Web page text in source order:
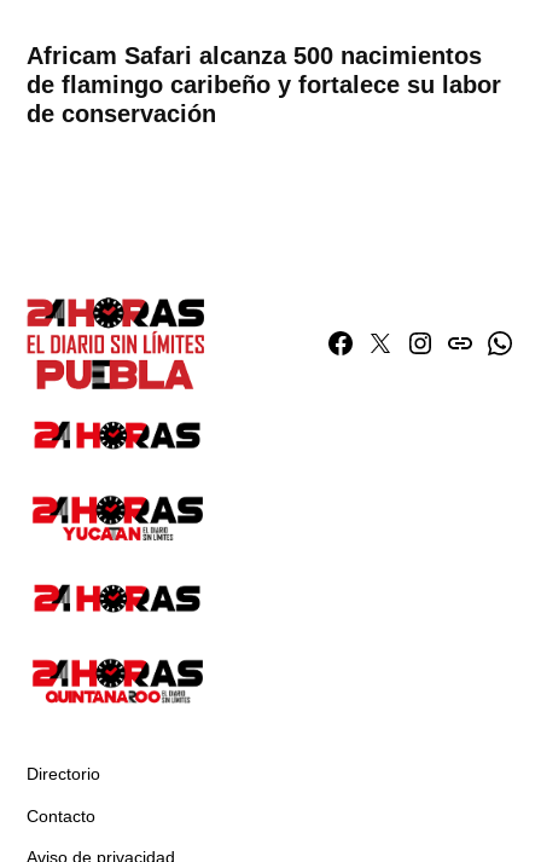
Africam Safari alcanza 500 nacimientos
de flamingo caribeño y fortalece su labor
de conservación
Facebook
TwitterInstagram
issuu
Directorio
Contacto
Aviso de privacidad